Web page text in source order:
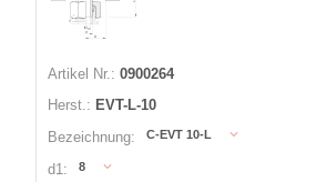
Artikel Nr.: 0900264
Herst.: EVT-L-10
Bezeichnung:
C-EVT 10-L
d1: 8